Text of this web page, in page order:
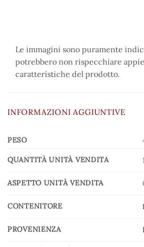
Le immagini sono puramente
potrebbero non rispecchiare
caratteristiche del prodotto.
INFORMAZIONI AGGIUNTIVE
PESO
QUANTITÀ UNITÀ VENDITA
ASPETTO UNITÀ VENDITA
CONTENITORE
PROVENIENZA